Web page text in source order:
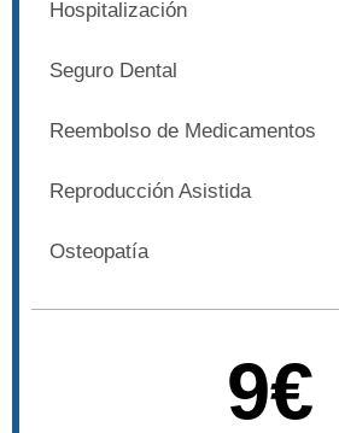
Hospitalización
Seguro Dental
Reembolso de Medicamentos
Reproducción Asistida
Osteopatía
9€